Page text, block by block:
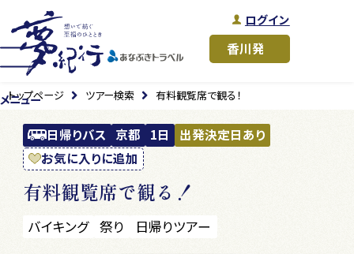
ログイン
メニュー
トップページ ツアー検索 有料観覧席で観る！
日帰りバス 京都 1日
出発決定日あり
お気に入りに追加
有料観覧席で観る！
バイキング 祭り 日帰りツアー